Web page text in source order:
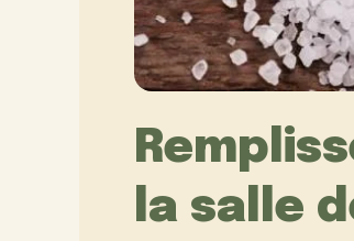
la salle